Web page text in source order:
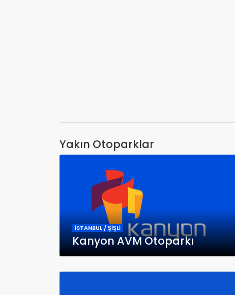
Yakın Otoparklar
İSTANBUL / ŞİŞLİ
Kanyon AVM Otoparkı